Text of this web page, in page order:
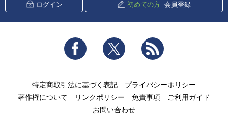
ログイン 初めての方 会員登録
Facebook Twitter
特定商取引法に基づく表記
プライバシーポリシー
著作権について
リンクポリシー 免責事項
ご利用ガイド
お問い合わせ